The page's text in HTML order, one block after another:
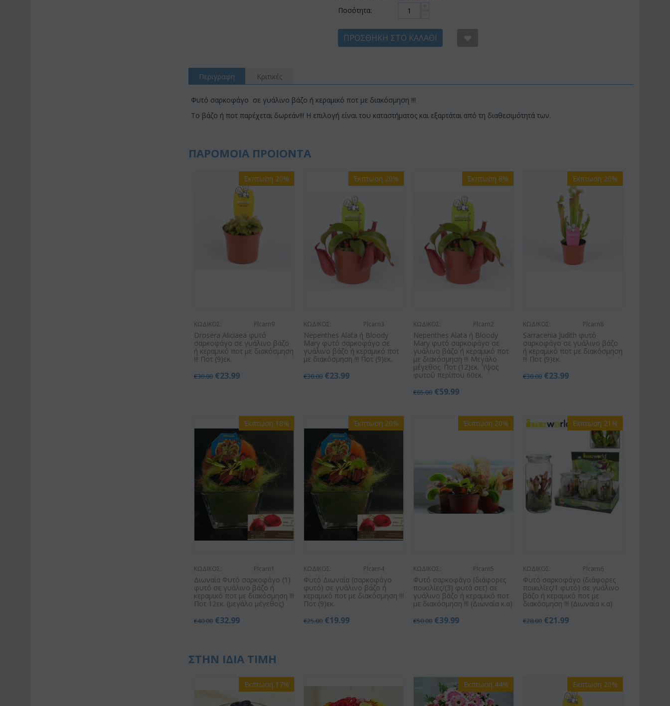
Ποσότητα:
ΠΡΟΣΘΉΚΗ ΣΤΟ ΚΑΛΆΘΙ
Περιγραφη Κριτικές
Φυτό σαρκοφάγο σε γυάλινο βάζο ή κεραμικό ποτ με διακόσμηση !!!
Το βάζο ή ποτ παρέχεται δωρεάν!!! Η επιλογή είναι του καταστήματος και εξαρτάται από τη διαθεσιμότητά των.
ΠΑΡΟΜΟΙΑ ΠΡΟΙΟΝΤΑ
Έκπτωση 20%
ΚΩΔΙΚΟΣ: Plcarn9
Drosera Aliciaea φυτό
σαρκοφάγο σε γυάλινο βάζο
ή κεραμικό ποτ με διακόσμηση
!!! Ποτ (9)εκ.
€30.00 €23.99
Έκπτωση 20%
ΚΩΔΙΚΟΣ: Plcarn3
Nepenthes Alata ή Bloody
Mary φυτό σαρκοφάγο σε
γυάλινο βάζο ή κεραμικό ποτ
με διακόσμηση !!! Ποτ (9)εκ.
€30.00 €23.99
Έκπτωση 8%
ΚΩΔΙΚΟΣ: Plcarn2
Nepenthes Alata ή Bloody
Mary φυτό σαρκοφάγο σε
γυάλινο βάζο ή κεραμικό ποτ
με διακόσμηση !!! Μεγάλο
μέγεθος. Ποτ (12)εκ. Ύψος
φυτού περίπου 60εκ.
€65.00 €59.99
Έκπτωση 20%
ΚΩΔΙΚΟΣ: Plcarn8
Sarracenia Judith φυτό
σαρκοφάγο σε γυάλινο βάζο
ή κεραμικό ποτ με διακόσμηση
!!! Ποτ (9)εκ.
€30.00 €23.99
Έκπτωση 18%
ΚΩΔΙΚΟΣ: Plcarn1
Διωναία Φυτό σαρκοφάγο (1)
φυτό σε γυάλινο βάζο ή
κεραμικό ποτ με διακόσμηση !!!
Ποτ 12εκ. (μεγάλο μέγεθος)
€40.00 €32.99
Έκπτωση 20%
ΚΩΔΙΚΟΣ: Plcarn4
Φυτό Διωναία (σαρκοφάγο
φυτό) σε γυάλινο βάζο ή
κεραμικό ποτ με διακόσμηση !!!
Ποτ (9)εκ.
€25.00 €19.99
Έκπτωση 20%
ΚΩΔΙΚΟΣ: Plcarn5
Φυτό σαρκοφάγο (διάφορες
ποικιλίες/(3) φυτά σετ) σε
γυάλινο βάζο ή κεραμικό ποτ
με διακόσμηση !!! (Διωναία κ.α)
€50.00 €39.99
Έκπτωση 21%
ΚΩΔΙΚΟΣ: Plcarn6
Φυτό σαρκοφάγο (διάφορες
ποικιλίες/1 φυτό) σε γυάλινο
βάζο ή κεραμικό ποτ με
διακόσμηση !!! (Διωναία κ.α)
€28.00 €21.99
ΣΤΗΝ ΙΔΙΑ ΤΙΜΗ
Έκπτωση 17% Έκπτωση 44% Έκπτωση 20%